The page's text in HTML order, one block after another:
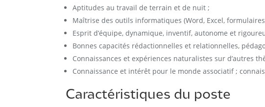
Aptitudes au travail de terrain et de nuit ;
Maîtrise des outils informatiques (Word, Excel,
Esprit d’équipe, dynamique, inventif, autonome et
Bonnes capacités rédactionnelles et relationnelles,
Connaissances et expériences naturalistes sur d’autres
Connaissance et intérêt pour le monde associatif ;
Caractéristiques du poste